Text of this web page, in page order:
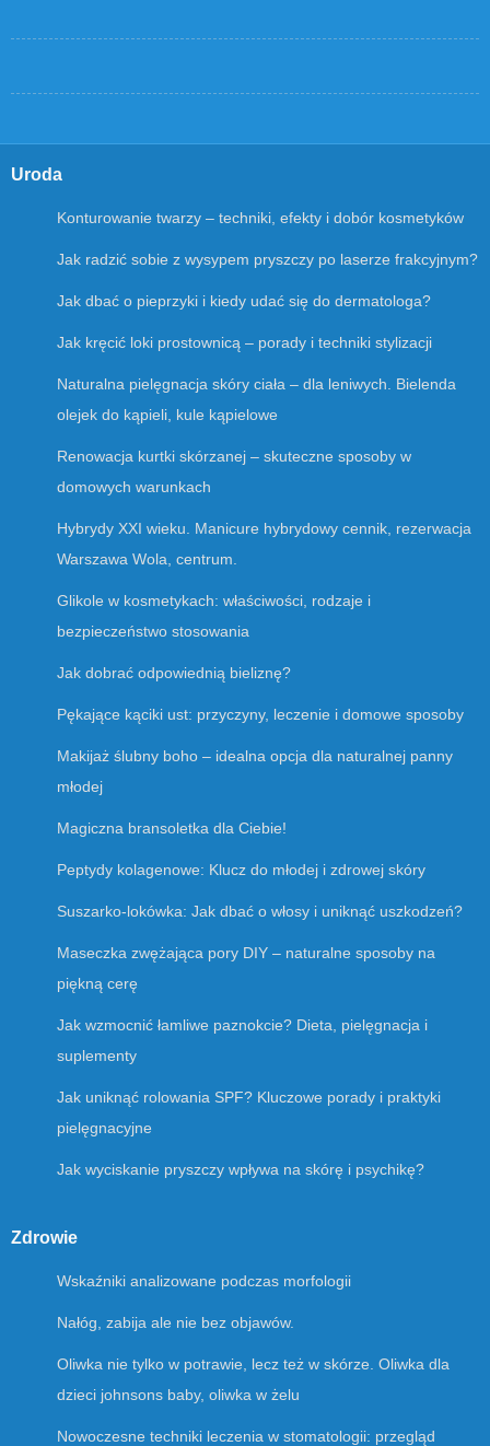
Uroda
Konturowanie twarzy – techniki, efekty i dobór kosmetyków
Jak radzić sobie z wysypem pryszczy po laserze frakcyjnym?
Jak dbać o pieprzyki i kiedy udać się do dermatologa?
Jak kręcić loki prostownicą – porady i techniki stylizacji
Naturalna pielęgnacja skóry ciała – dla leniwych. Bielenda
olejek do kąpieli, kule kąpielowe
Renowacja kurtki skórzanej – skuteczne sposoby w
domowych warunkach
Hybrydy XXI wieku. Manicure hybrydowy cennik, rezerwacja
Warszawa Wola, centrum.
Glikole w kosmetykach: właściwości, rodzaje i
bezpieczeństwo stosowania
Jak dobrać odpowiednią bieliznę?
Pękające kąciki ust: przyczyny, leczenie i domowe sposoby
Makijaż ślubny boho – idealna opcja dla naturalnej panny
młodej
Magiczna bransoletka dla Ciebie!
Peptydy kolagenowe: Klucz do młodej i zdrowej skóry
Suszarko-lokówka: Jak dbać o włosy i uniknąć uszkodzeń?
Maseczka zwężająca pory DIY – naturalne sposoby na
piękną cerę
Jak wzmocnić łamliwe paznokcie? Dieta, pielęgnacja i
suplementy
Jak uniknąć rolowania SPF? Kluczowe porady i praktyki
pielęgnacyjne
Jak wyciskanie pryszczy wpływa na skórę i psychikę?
Zdrowie
Wskaźniki analizowane podczas morfologii
Nałóg, zabija ale nie bez objawów.
Oliwka nie tylko w potrawie, lecz też w skórze. Oliwka dla
dzieci johnsons baby, oliwka w żelu
Nowoczesne techniki leczenia w stomatologii: przegląd